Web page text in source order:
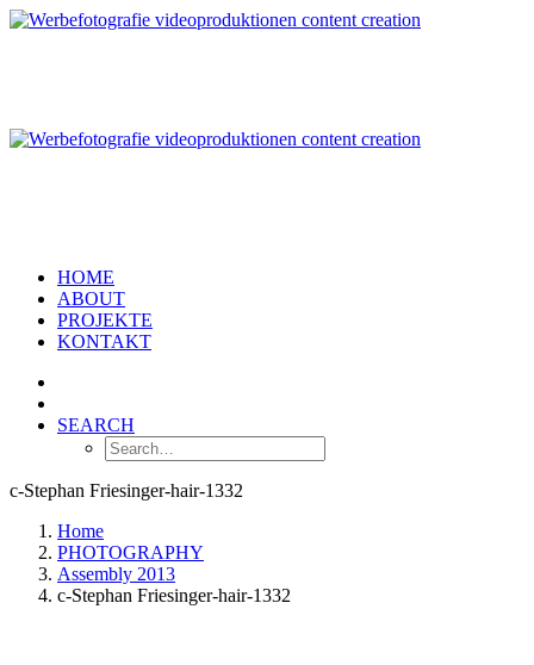
HOME
ABOUT
PROJEKTE
KONTAKT
SEARCH
c-Stephan Friesinger-hair-1332
Home
PHOTOGRAPHY
Assembly 2013
c-Stephan Friesinger-hair-1332